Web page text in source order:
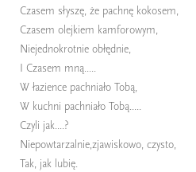
Czasem słyszę, że pachnę kokosem,
Czasem olejkiem kamforowym,
Niejednokrotnie obłędnie,
I Czasem mną.....
W łazience pachniało Tobą,
W kuchni pachniało Tobą.....
Czyli jak....?
Niepowtarzalnie,zjawiskowo, czysto,
Tak, jak lubię.